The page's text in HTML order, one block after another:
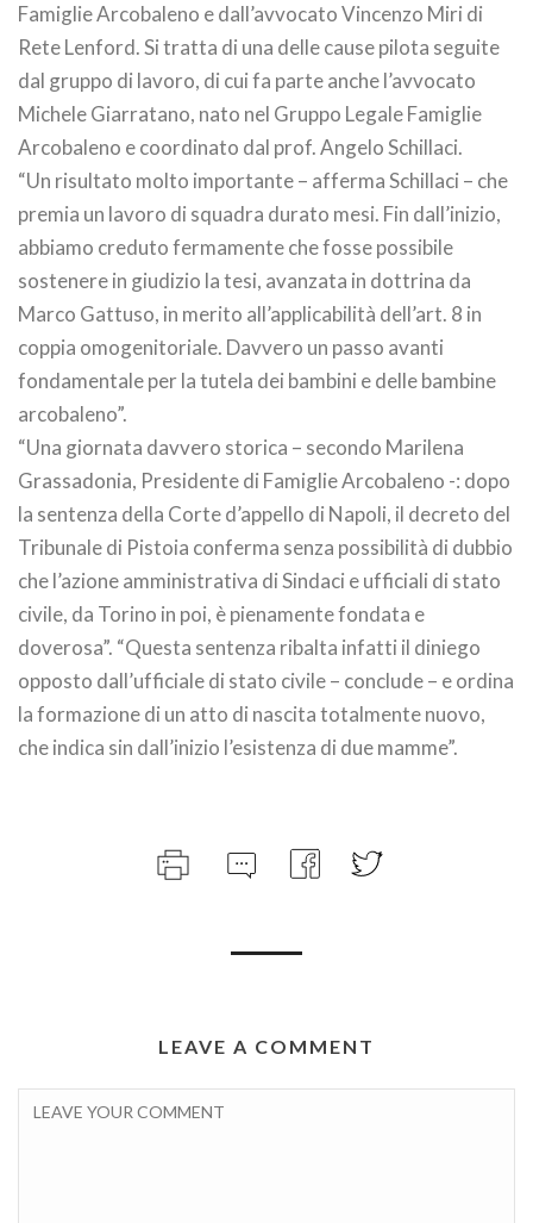
Famiglie Arcobaleno e dall’avvocato Vincenzo Miri di
Rete Lenford. Si tratta di una delle cause pilota seguite
dal gruppo di lavoro, di cui fa parte anche l’avvocato
Michele Giarratano, nato nel Gruppo Legale Famiglie
Arcobaleno e coordinato dal prof. Angelo Schillaci.
“Un risultato molto importante – afferma Schillaci – che
premia un lavoro di squadra durato mesi. Fin dall’inizio,
abbiamo creduto fermamente che fosse possibile
sostenere in giudizio la tesi, avanzata in dottrina da
Marco Gattuso, in merito all’applicabilità dell’art. 8 in
coppia omogenitoriale. Davvero un passo avanti
fondamentale per la tutela dei bambini e delle bambine
arcobaleno”.
“Una giornata davvero storica – secondo Marilena
Grassadonia, Presidente di Famiglie Arcobaleno -: dopo
la sentenza della Corte d’appello di Napoli, il decreto del
Tribunale di Pistoia conferma senza possibilità di dubbio
che l’azione amministrativa di Sindaci e ufficiali di stato
civile, da Torino in poi, è pienamente fondata e
doverosa”. “Questa sentenza ribalta infatti il diniego
opposto dall’ufficiale di stato civile – conclude – e ordina
la formazione di un atto di nascita totalmente nuovo,
che indica sin dall’inizio l’esistenza di due mamme”.
LEAVE A COMMENT